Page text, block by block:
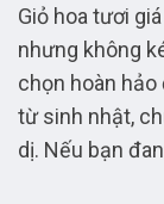
Giỏ hoa tươi
nhưng không
chọn hoàn
từ sinh nhật,
dị. Nếu bạn